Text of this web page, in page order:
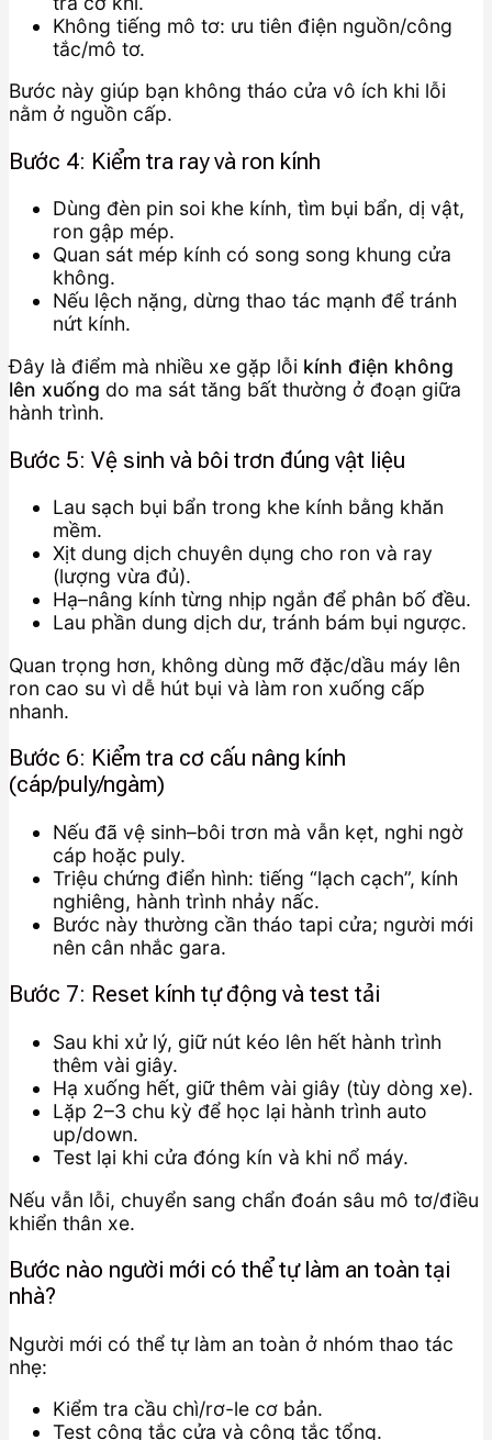
Không tiếng mô tơ: ưu tiên điện nguồn/công
tắc/mô tơ.
Bước này giúp bạn không tháo cửa vô ích khi lỗi
nằm ở nguồn cấp.
Bước 4: Kiểm tra ray và ron kính
Dùng đèn pin soi khe kính, tìm bụi bẩn, dị vật,
ron gập mép.
Quan sát mép kính có song song khung cửa
không.
Nếu lệch nặng, dừng thao tác mạnh để tránh
nứt kính.
Đây là điểm mà nhiều xe gặp lỗi kính điện không
lên xuống do ma sát tăng bất thường ở đoạn giữa
hành trình.
Bước 5: Vệ sinh và bôi trơn đúng vật liệu
Lau sạch bụi bẩn trong khe kính bằng khăn
mềm.
Xịt dung dịch chuyên dụng cho ron và ray
(lượng vừa đủ).
Hạ–nâng kính từng nhịp ngắn để phân bố đều.
Lau phần dung dịch dư, tránh bám bụi ngược.
Quan trọng hơn, không dùng mỡ đặc/dầu máy lên
ron cao su vì dễ hút bụi và làm ron xuống cấp
nhanh.
Bước 6: Kiểm tra cơ cấu nâng kính
(cáp/puly/ngàm)
Nếu đã vệ sinh–bôi trơn mà vẫn kẹt, nghi ngờ
cáp hoặc puly.
Triệu chứng điển hình: tiếng “lạch cạch”, kính
nghiêng, hành trình nhảy nấc.
Bước này thường cần tháo tapi cửa; người mới
nên cân nhắc gara.
Bước 7: Reset kính tự động và test tải
Sau khi xử lý, giữ nút kéo lên hết hành trình
thêm vài giây.
Hạ xuống hết, giữ thêm vài giây (tùy dòng xe).
Lặp 2–3 chu kỳ để học lại hành trình auto
up/down.
Test lại khi cửa đóng kín và khi nổ máy.
Nếu vẫn lỗi, chuyển sang chẩn đoán sâu mô tơ/điều
khiển thân xe.
Bước nào người mới có thể tự làm an toàn tại
nhà?
Người mới có thể tự làm an toàn ở nhóm thao tác
nhẹ:
Kiểm tra cầu chì/rơ-le cơ bản.
Test công tắc cửa và công tắc tổng.